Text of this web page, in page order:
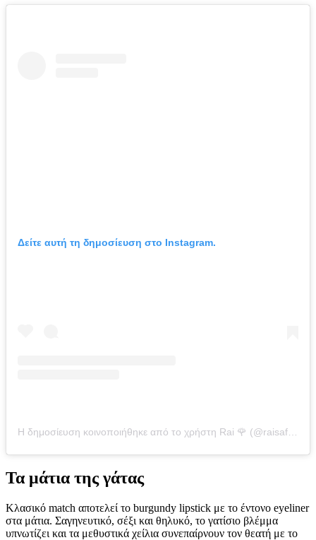
Δείτε αυτή τη δημοσίευση στο Instagram.
Η δημοσίευση κοινοποιήθηκε από το χρήστη Rai 🌹 (@raisaflowers)
Τα μάτια της γάτας
Κλασικό match αποτελεί το burgundy lipstick με το έντονο eyeliner
στα μάτια. Σαγηνευτικό, σέξι και θηλυκό, το γατίσιο βλέμμα
υπνωτίζει και τα μεθυστικά χείλια συνεπαίρνουν τον θεατή με το